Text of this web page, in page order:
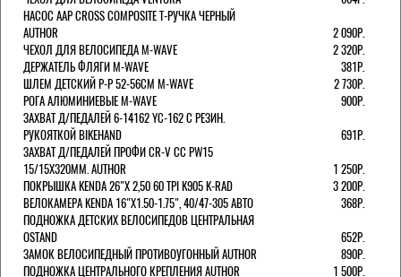
НАСОС AAP CROSS COMPOSITE Т-РУЧКА ЧЕРНЫЙ
AUTHOR
2 090Р.
ЧЕХОЛ ДЛЯ ВЕЛОСИПЕДА M-WAVE
2 320Р.
ДЕРЖАТЕЛЬ ФЛЯГИ M-WAVE
381Р.
ШЛЕМ ДЕТСКИЙ Р-Р 52-56СМ M-WAVE
2 730Р.
РОГА АЛЮМИНИЕВЫЕ M-WAVE
900Р.
ЗАХВАТ Д/ПЕДАЛЕЙ 6-14162 YC-162 С РЕЗИН.
РУКОЯТКОЙ BIKEHAND
691Р.
ЗАХВАТ Д/ПЕДАЛЕЙ ПРОФИ CR-V CC PW15
15/15X320ММ. AUTHOR
1 250Р.
ПОКРЫШКА KENDA 26"Х 2,50 60 TPI K905 K-RAD
3 200Р.
ВЕЛОКАМЕРА KENDA 16"Х1.50-1.75", 40/47-305 АВТО
368Р.
ПОДНОЖКА ДЕТСКИХ ВЕЛОСИПЕДОВ ЦЕНТРАЛЬНАЯ
OSTAND
652Р.
ЗАМОК ВЕЛОСИПЕДНЫЙ ПРОТИВОУГОННЫЙ AUTHOR
890Р.
ПОДНОЖКА ЦЕНТРАЛЬНОГО КРЕПЛЕНИЯ AUTHOR
1 500Р.